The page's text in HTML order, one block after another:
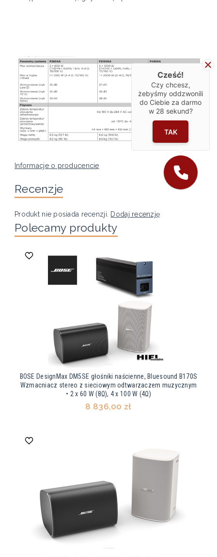
Informacje o producencie
Recenzje
Produkt nie posiada recenzji. Dodaj recenzję
Polecamy produkty
BOSE DesignMax DM5SE głośniki naścienne, Bluesound B170S
Wzmacniacz stereo z sieciowym odtwarzaczem muzycznym
• 2 x 60 W (8Ω), 4 x 100 W (4Ω)
8 836,00 zł
Cześć!
Czy chcesz,
żebyśmy oddzwonili
do Ciebie za darmo
w 28 sekund?
TAK